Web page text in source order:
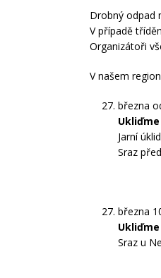
Drobný odpad
V případě
Organizátoři
V našem
března
Jarní
Sraz
března
Sraz u